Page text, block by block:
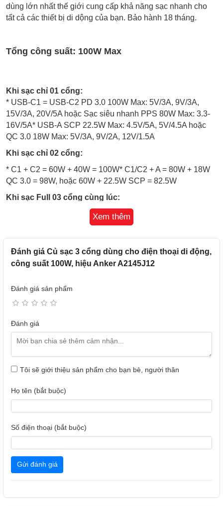
dùng lớn nhất thế giới cung cấp khả năng sạc nhanh cho
tất cả các thiết bị di dộng của bạn. Bảo hành 18 tháng.
Tổng công suất: 100W Max
Khi sạc chỉ 01 cổng:
* USB-C1 = USB-C2 PD 3.0 100W Max: 5V/3A, 9V/3A,
15V/3A, 20V/5A hoặc Sạc siêu nhanh PPS 80W Max: 3.3-
16V/5A* USB-A SCP 22.5W Max: 4.5V/5A, 5V/4.5A hoặc
QC 3.0 18W Max: 5V/3A, 9V/2A, 12V/1.5A
Khi sạc chỉ 02 cổng:
* C1 + C2 = 60W + 40W = 100W* C1/C2 + A = 80W + 18W
QC 3.0 = 98W, hoặc 60W + 22.5W SCP = 82.5W
Khi sạc Full 03 cổng cùng lúc:
C1 + C2 + A = 45W + 30W + 18W = 93W
Củ sạc ANKER 736 100W GaN II đạt giải CES
Xem thêm
Đánh giá Củ sạc 3 cổng dùng cho điện thoại di động,
công suất 100W, hiệu Anker A2145J12
Đánh giá sản phẩm
Đánh giá
Tôi sẽ giới thiệu sản phẩm cho bạn bè, người thân
Họ tên (bắt buộc)
Số điện thoại (bắt buộc)
Gửi đánh giá